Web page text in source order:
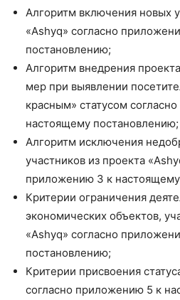
Алгоритм включения новых
«Ashyq» согласно
постановлению;
Алгоритм внедрения
мер при выявлении
красным» статусом
настоящему постановлению;
Алгоритм исключения
участников из проекта
приложению 3 к
Критерии ограничения
экономических объектов,
«Ashyq» согласно
постановлению;
Критерии присвоения
согласно приложению 5 к